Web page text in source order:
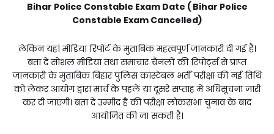
Bihar Police Constable Exam Date ( Bihar Police
Constable Exam Cancelled)
लेकिन यहां मीडिया रिपोर्ट के मुताबिक महत्वपूर्ण जानकारी दी गई है।
बता दें सोशल मीडिया तथा समाचार चैनलों की रिपोर्ट्स से प्राप्त
जानकारी के मुताबिक बिहार पुलिस कांस्टेबल भर्ती परीक्षा की नई तिथि
को लेकर आयोग द्वारा मार्च के पहले या दूसरे सप्ताह में अधिसूचना जारी
कर दी जाएगी। बता दे उम्मीद है की परीक्षा लोकसभा चुनाव के बाद
आयोजित की जा सकती है।